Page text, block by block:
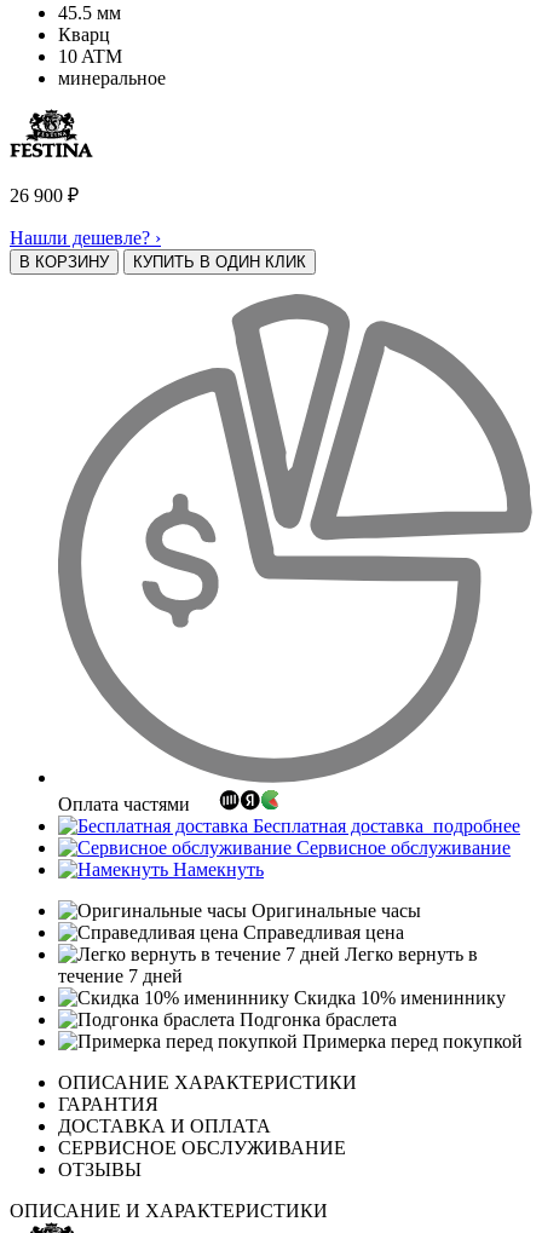
45.5 мм
Кварц
10 ATM
минеральное
26 900 ₽
Нашли дешевле? ›
В КОРЗИНУ КУПИТЬ В ОДИН КЛИК
Оплата частями
Бесплатная доставка подробнее
Сервисное обслуживание
Намекнуть
Оригинальные часы
Справедливая цена
Легко вернуть в
течение 7 дней
Скидка 10% имениннику
Подгонка браслета
Примерка перед покупкой
ОПИСАНИЕ ХАРАКТЕРИСТИКИ
ГАРАНТИЯ
ДОСТАВКА И ОПЛАТА
СЕРВИСНОЕ ОБСЛУЖИВАНИЕ
ОТЗЫВЫ
ОПИСАНИЕ И ХАРАКТЕРИСТИКИ